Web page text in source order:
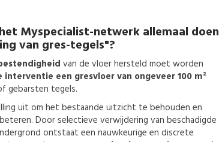
Myspecialist-netwerk allemaal doen
van gres-tegels"?
van de vloer hersteld moet worden
een gresvloer van ongeveer 100 m²
gebarsten tegels.
uit om het bestaande uitzicht te behouden en
Door selectieve verwijdering van beschadigde
ontstaat een nauwkeurige en discrete